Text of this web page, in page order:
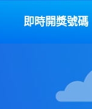
即時開獎號碼